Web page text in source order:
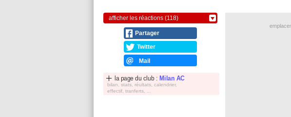
afficher les réactions (118)
Partager
Twitter
Mail
la page du club : Milan AC
bilan, stats, réultats, calendrier,
effectif, tranferts, ...